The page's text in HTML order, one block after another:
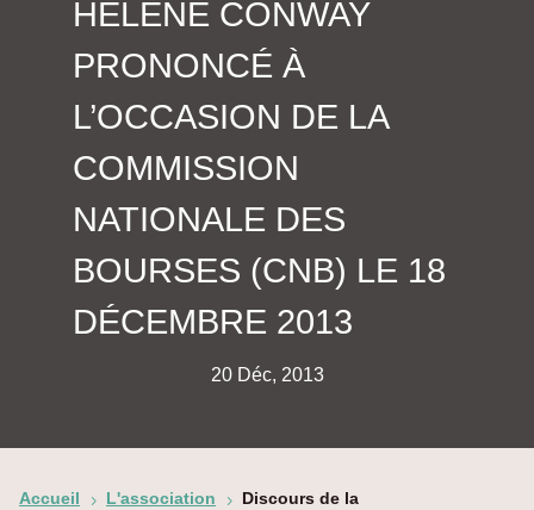
HÉLÈNE CONWAY
PRONONCÉ À
L’OCCASION DE LA
COMMISSION
NATIONALE DES
BOURSES (CNB) LE 18
DÉCEMBRE 2013
20 Déc, 2013
Accueil 5 L'association 5
Discours de la